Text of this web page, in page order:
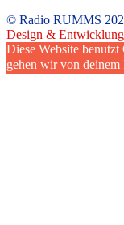
© Radio RUMMS
Design & Entwicklung
Diese Website
gehen wir von deinem